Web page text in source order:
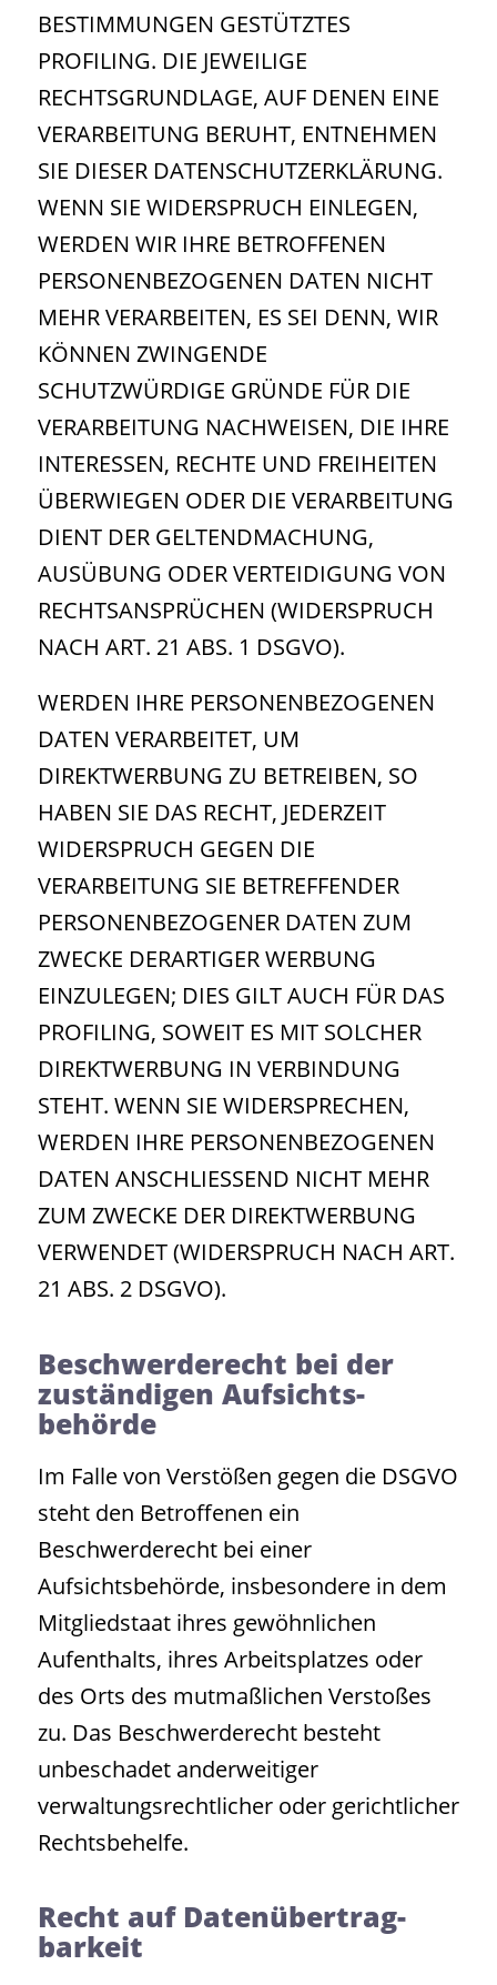
BESTIMMUNGEN GESTÜTZTES
PROFILING. DIE JEWEILIGE
RECHTSGRUNDLAGE, AUF DENEN EINE
VERARBEITUNG BERUHT, ENTNEHMEN
SIE DIESER DATENSCHUTZERKLÄRUNG.
WENN SIE WIDERSPRUCH EINLEGEN,
WERDEN WIR IHRE BETROFFENEN
PERSONENBEZOGENEN DATEN NICHT
MEHR VERARBEITEN, ES SEI DENN, WIR
KÖNNEN ZWINGENDE
SCHUTZWÜRDIGE GRÜNDE FÜR DIE
VERARBEITUNG NACHWEISEN, DIE IHRE
INTERESSEN, RECHTE UND FREIHEITEN
ÜBERWIEGEN ODER DIE VERARBEITUNG
DIENT DER GELTENDMACHUNG,
AUSÜBUNG ODER VERTEIDIGUNG VON
RECHTSANSPRÜCHEN (WIDERSPRUCH
NACH ART. 21 ABS. 1 DSGVO).
WERDEN IHRE PERSONENBEZOGENEN
DATEN VERARBEITET, UM
DIREKTWERBUNG ZU BETREIBEN, SO
HABEN SIE DAS RECHT, JEDERZEIT
WIDERSPRUCH GEGEN DIE
VERARBEITUNG SIE BETREFFENDER
PERSONENBEZOGENER DATEN ZUM
ZWECKE DERARTIGER WERBUNG
EINZULEGEN; DIES GILT AUCH FÜR DAS
PROFILING, SOWEIT ES MIT SOLCHER
DIREKTWERBUNG IN VERBINDUNG
STEHT. WENN SIE WIDERSPRECHEN,
WERDEN IHRE PERSONENBEZOGENEN
DATEN ANSCHLIESSEND NICHT MEHR
ZUM ZWECKE DER DIREKTWERBUNG
VERWENDET (WIDERSPRUCH NACH ART.
21 ABS. 2 DSGVO).
Beschwerde­recht bei der
zuständigen Aufsichts­
behörde
Im Falle von Verstößen gegen die DSGVO
steht den Betroffenen ein
Beschwerderecht bei einer
Aufsichtsbehörde, insbesondere in dem
Mitgliedstaat ihres gewöhnlichen
Aufenthalts, ihres Arbeitsplatzes oder
des Orts des mutmaßlichen Verstoßes
zu. Das Beschwerderecht besteht
unbeschadet anderweitiger
verwaltungsrechtlicher oder gerichtlicher
Rechtsbehelfe.
Recht auf Daten­übertrag­
barkeit